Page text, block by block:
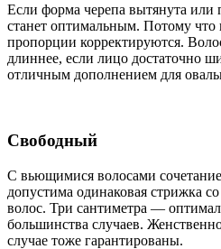
Если форма черепа вытянута
станет оптимальным. Потому что
пропорции корректируются.
длиннее, если лицо достаточно
отличным дополнением для
Свободный
С вьющимися волосами
допустима одинаковая стрижка
волос. Три сантиметра —
большинства случаев.
случае тоже гарантированы.